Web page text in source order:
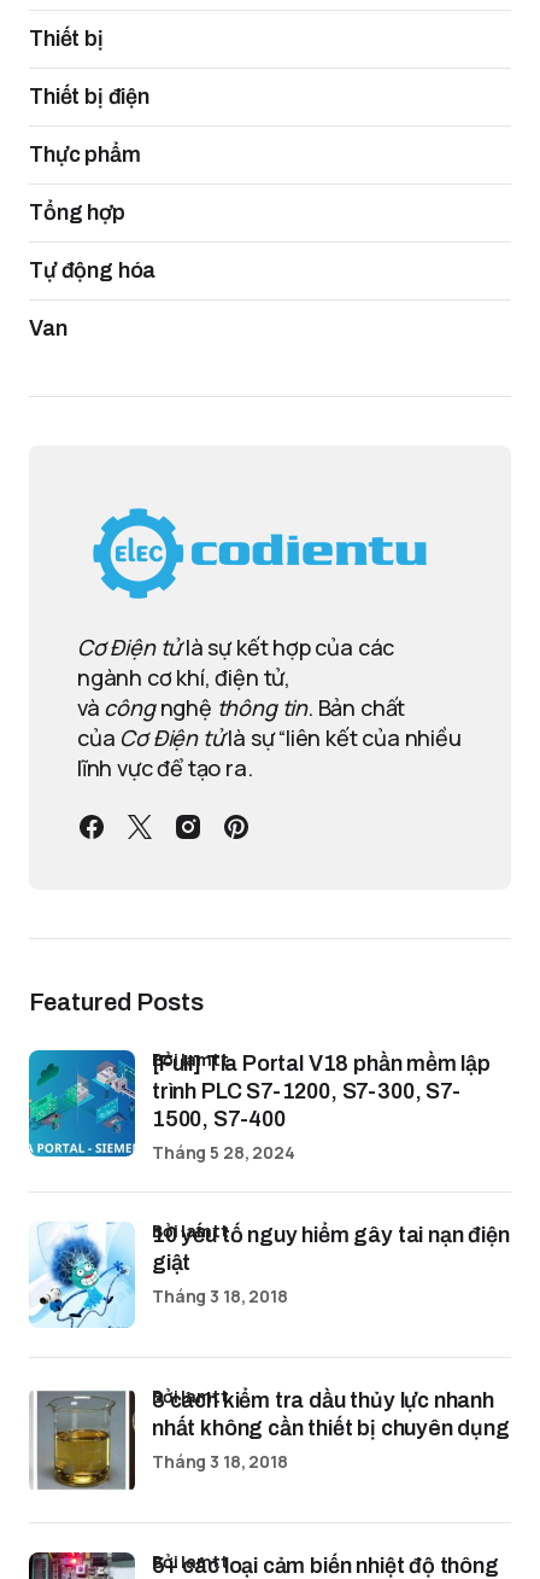
Thiết bị
Thiết bị điện
Thực phẩm
Tổng hợp
Tự động hóa
Van
Cơ Điện tửlà sự kết hợp của các
ngành cơ khí, điện tử,
và côngnghệ thông tin. Bản chất
của Cơ Điện tửlà sự “liên kết của nhiều
lĩnh vực để tạo ra.
Featured Posts
[Full] Tia Portal V18 phần mềm lập
trình PLC S7-1200, S7-300, S7-
1500, S7-400
bởi lamtt
Tháng 5 28, 2024
10 yếu tố nguy hiểm gây tai nạn điện
giật
bởi lamtt
Tháng 3 18, 2018
3 cách kiểm tra dầu thủy lực nhanh
nhất không cần thiết bị chuyên dụng
bởi lamtt
Tháng 3 18, 2018
5+ các loại cảm biến nhiệt độ thông
bởi lamtt